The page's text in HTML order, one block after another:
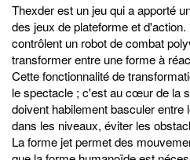
Thexder est un jeu qui a apporté
des jeux de plateforme et
contrôlent un robot de combat
transformer entre une forme à
Cette fonctionnalité de
le spectacle ; c'est au cœur de la
doivent habilement basculer
dans les niveaux, éviter les
La forme jet permet des